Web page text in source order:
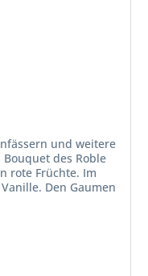
und weitere
des Roble
rote Früchte. Im
Den Gaumen